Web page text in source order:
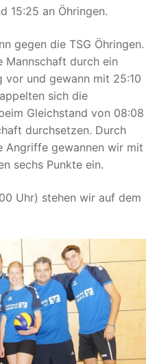
15:25 an Öhringen.
gegen die TSG Öhringen.
Mannschaft durch ein
und gewann mit 25:10
sich die
Gleichstand von 08:08
durchsetzen. Durch
Angriffe gewannen wir mit
sechs Punkte ein.
Uhr) stehen wir auf dem